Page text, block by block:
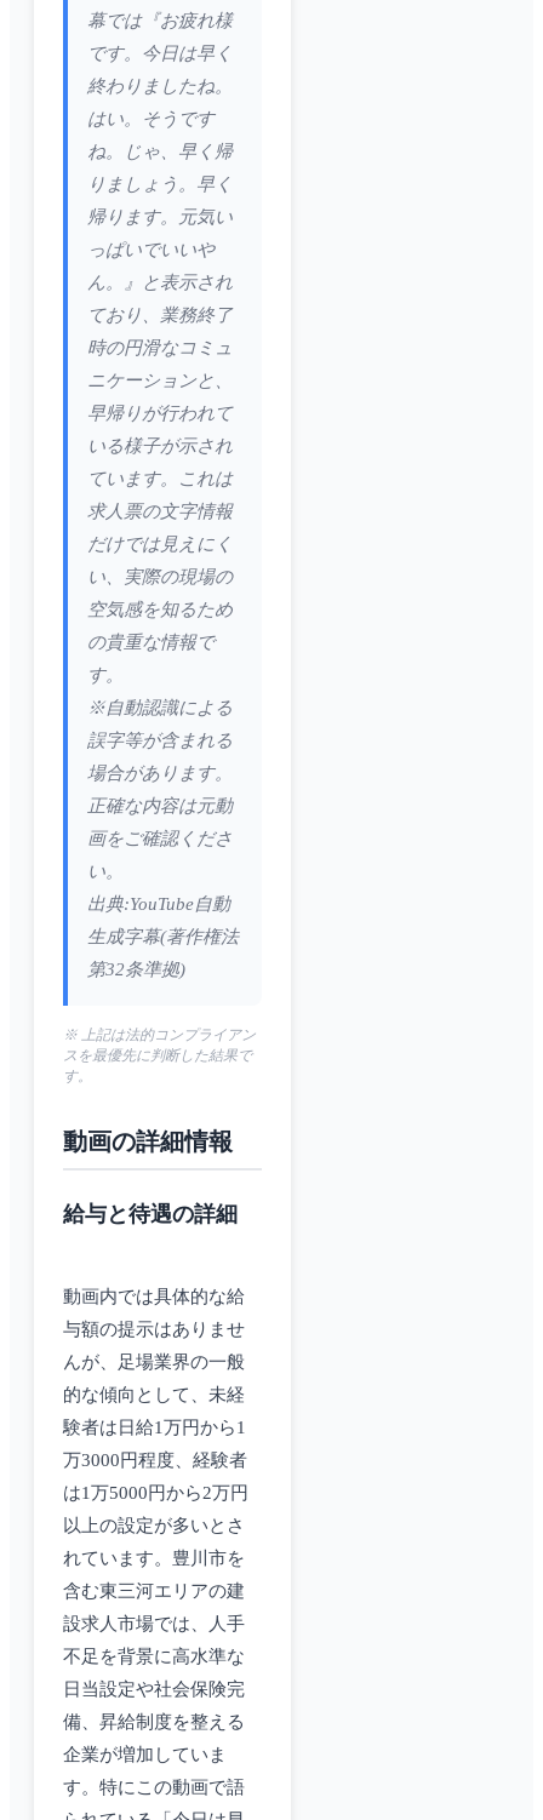
幕では『お疲れ様
です。今日は早く
終わりましたね。
はい。そうです
ね。じゃ、早く帰
りましょう。早く
帰ります。元気い
っぱいでいいや
ん。』と表示され
ており、業務終了
時の円滑なコミュ
ニケーションと、
早帰りが行われて
いる様子が示され
ています。これは
求人票の文字情報
だけでは見えにく
い、実際の現場の
空気感を知るため
の貴重な情報で
す。
※自動認識による
誤字等が含まれる
場合があります。
正確な内容は元動
画をご確認くださ
い。
出典:YouTube自動
生成字幕(著作権法
第32条準拠)
※ 上記は法的コンプライアン
スを最優先に判断した結果で
す。
動画の詳細情報
給与と待遇の詳細
動画内では具体的な給
与額の提示はありませ
んが、足場業界の一般
的な傾向として、未経
験者は日給1万円から1
万3000円程度、経験者
は1万5000円から2万円
以上の設定が多いとさ
れています。豊川市を
含む東三河エリアの建
設求人市場では、人手
不足を背景に高水準な
日当設定や社会保険完
備、昇給制度を整える
企業が増加していま
す。特にこの動画で語